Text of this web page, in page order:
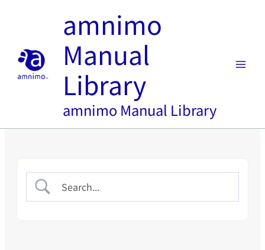
amnimo
Manual
Library
amnimo Manual Library